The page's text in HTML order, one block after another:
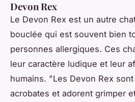
Devon Rex
Le Devon Rex est un autre
bouclée qui est souvent bien
personnes allergiques. Ces
leur caractère ludique et leur
humains. "Les Devon Rex
acrobates et adorent grimper